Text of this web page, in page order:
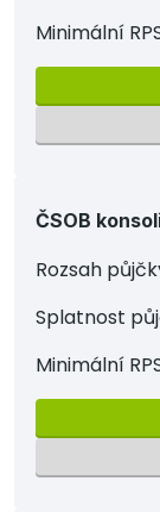
Minimální
ČSOB
Rozsah
Splatnost
Minimální